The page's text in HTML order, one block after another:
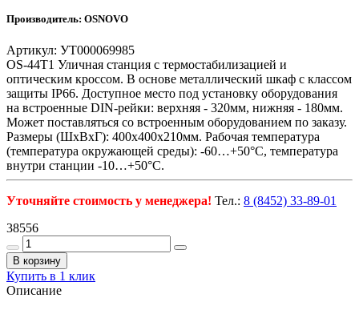
Производитель: OSNOVO
Артикул: УТ000069985
OS-44T1 Уличная станция с термостабилизацией и
оптическим кроссом. В основе металлический шкаф с классом
защиты IP66. Доступное место под установку оборудования
на встроенные DIN-рейки: верхняя - 320мм, нижняя - 180мм.
Может поставляться со встроенным оборудованием по заказу.
Размеры (ШхВхГ): 400x400x210мм. Рабочая температура
(температура окружающей среды): -60…+50°С, температура
внутри станции -10…+50°С.
Уточняйте стоимость у менеджера! Тел.: 8 (8452) 33-89-01
38556
В корзину
Купить в 1 клик
Описание